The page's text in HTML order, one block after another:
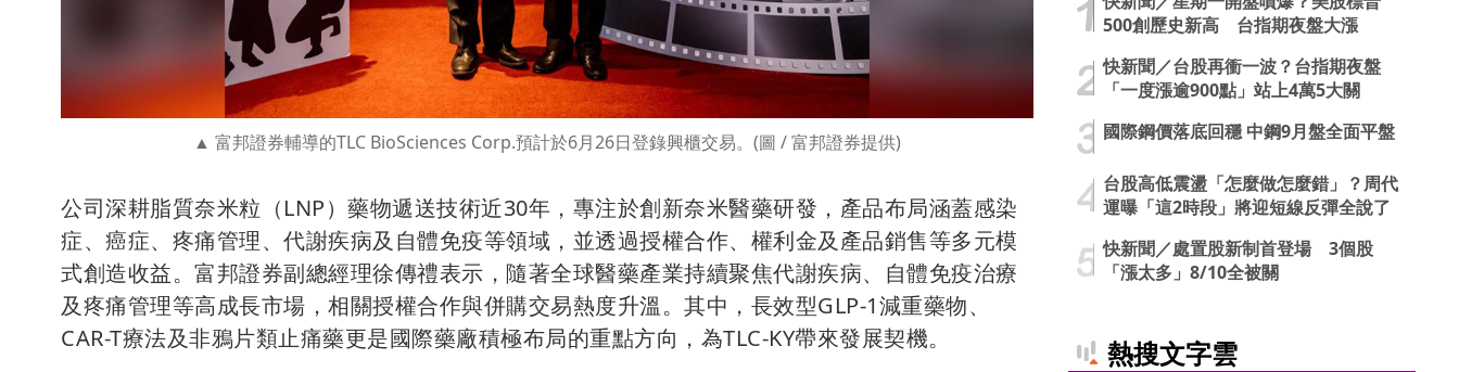
富邦證券輔導的TLC BioSciences Corp.預計於6月26日登錄興櫃交易。(圖 / 富邦證券提供)
公司深耕脂質奈米粒（LNP）藥物遞送技術近30年，專注於創新奈米醫藥研發，產品布局涵蓋感染
症、癌症、疼痛管理、代謝疾病及自體免疫等領域，並透過授權合作、權利金及產品銷售等多元模
式創造收益。富邦證券副總經理徐傳禮表示，隨著全球醫藥產業持續聚焦代謝疾病、自體免疫治療
及疼痛管理等高成長市場，相關授權合作與併購交易熱度升溫。其中，長效型GLP-1減重藥物、
CAR-T療法及非鴉片類止痛藥更是國際藥廠積極布局的重點方向，為TLC-KY帶來發展契機。
500創歷史新高 台指期夜盤大漲
快新聞／台股再衝一波？台指期夜盤
「一度漲逾900點」站上4萬5大關
國際鋼價落底回穩 中鋼9月盤全面平盤
台股高低震盪「怎麼做怎麼錯」？周代
運曝「這2時段」將迎短線反彈全說了
快新聞／處置股新制首登場 3個股
「漲太多」8/10全被關
熱搜文字雲